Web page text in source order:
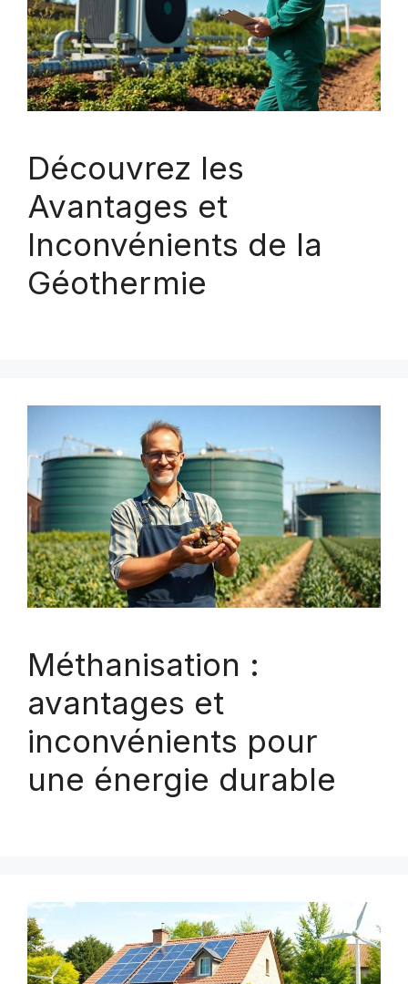
Découvrez les
Avantages et
Inconvénients de la
Géothermie
Méthanisation :
avantages et
inconvénients pour
une énergie durable